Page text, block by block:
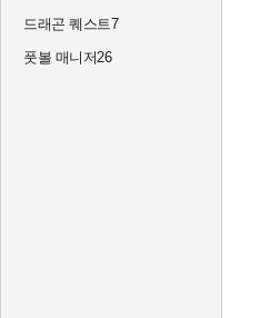
드래곤 퀘스트7
풋볼 매니저26